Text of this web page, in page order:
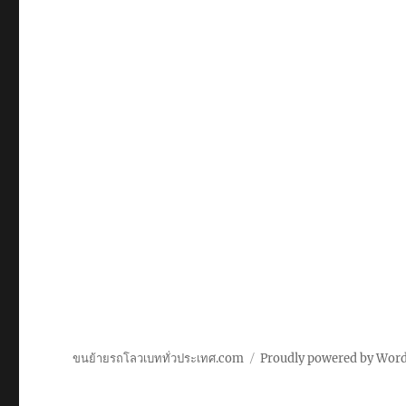
ขนย้ายรถโลวเบททั่วประเทศ.com Proudly powered by